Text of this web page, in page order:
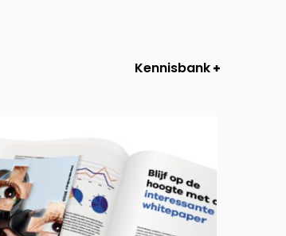
Kennisbank